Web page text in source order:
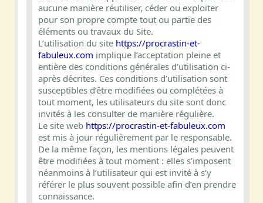
aucune manière réutiliser, céder ou exploiter
pour son propre compte tout ou partie des
éléments ou travaux du Site.
L’utilisation du site https://procrastin-et-
fabuleux.com implique l’acceptation pleine et
entière des conditions générales d’utilisation ci-
après décrites. Ces conditions d’utilisation sont
susceptibles d’être modifiées ou complétées à
tout moment, les utilisateurs du site sont donc
invités à les consulter de manière régulière.
Le site web https://procrastin-et-fabuleux.com
est mis à jour régulièrement par le responsable.
De la même façon, les mentions légales peuvent
être modifiées à tout moment : elles s’imposent
néanmoins à l’utilisateur qui est invité à s’y
référer le plus souvent possible afin d’en prendre
connaissance.